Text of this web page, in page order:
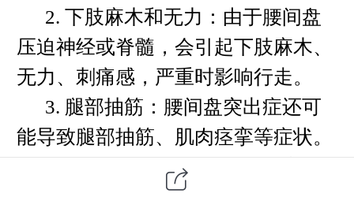
2. 下肢麻木和无力：由于腰间盘
压迫神经或脊髓，会引起下肢麻木、
无力、刺痛感，严重时影响行走。
3. 腿部抽筋：腰间盘突出症还可
能导致腿部抽筋、肌肉痉挛等症状。
4. 盘间突出症还可引起腰椎弯
曲、坐骨神经痛、腰椎间盘神经根疼